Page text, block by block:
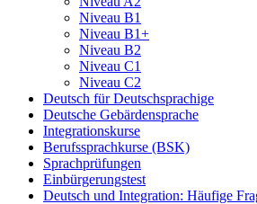
Niveau B1
Niveau B1+
Niveau B2
Niveau C1
Niveau C2
Deutsch für Deutschsprachige
Deutsche Gebärdensprache
Integrationskurse
Berufssprachkurse (BSK)
Sprachprüfungen
Einbürgerungstest
Deutsch und Integration: Häufige